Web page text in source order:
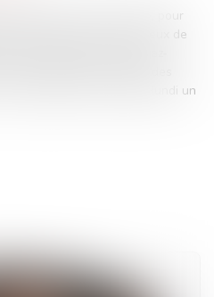
pas et l’on sait que, pour
de sécurité autour des lieux de
auront besoin d’un laissez-
précisément ? Et quid des
gouvernement a publié lundi un